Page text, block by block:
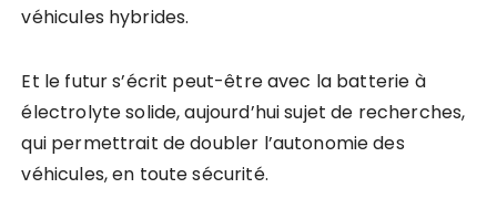
véhicules hybrides.
Et le futur s’écrit peut-être avec la batterie à
électrolyte solide, aujourd’hui sujet de recherches,
qui permettrait de doubler l’autonomie des
véhicules, en toute sécurité.